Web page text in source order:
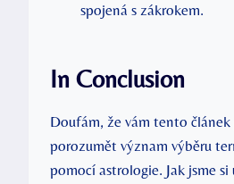
spojená s zákrokem.
In Conclusion
Doufám, že vám tento
porozumět význam výběru
pomocí astrologie. Jak jsme